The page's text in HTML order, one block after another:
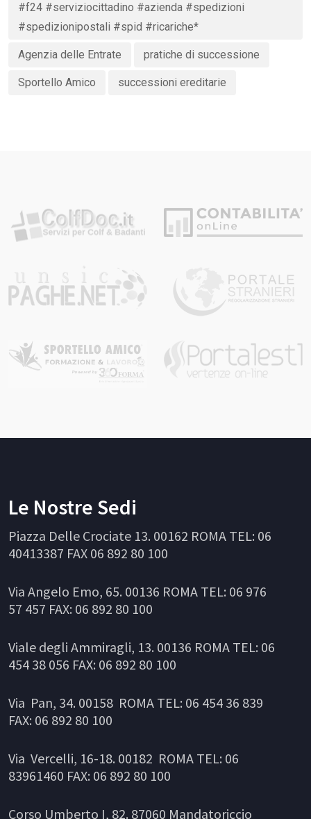
#f24 #serviziocittadino #azienda #spedizioni
#spedizionipostali #spid #ricariche*
Agenzia delle Entrate pratiche di successione
Sportello Amico successioni ereditarie
Le Nostre Sedi
Piazza Delle Crociate 13. 00162 ROMA TEL: 06
40413387 FAX 06 892 80 100
Via Angelo Emo, 65. 00136 ROMA TEL: 06 976
57 457 FAX: 06 892 80 100
Viale degli Ammiragli, 13. 00136 ROMA TEL: 06
454 38 056 FAX: 06 892 80 100
Via Pan, 34. 00158 ROMA TEL: 06 454 36 839
FAX: 06 892 80 100
Via Vercelli, 16-18. 00182 ROMA TEL: 06
83961460 FAX: 06 892 80 100
Corso Umberto I, 82. 87060 Mandatoriccio